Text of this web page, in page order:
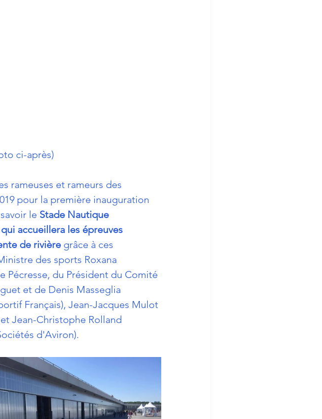
ci-après)
rameuses et rameurs des
pour la première inauguration
le Stade Nautique
accueillera les épreuves
de rivière grâce à ces
des sports Roxana
Pécresse, du Président du Comité
et de Denis Masseglia
Français), Jean-Jacques Mulot
Jean-Christophe Rolland
d'Aviron).